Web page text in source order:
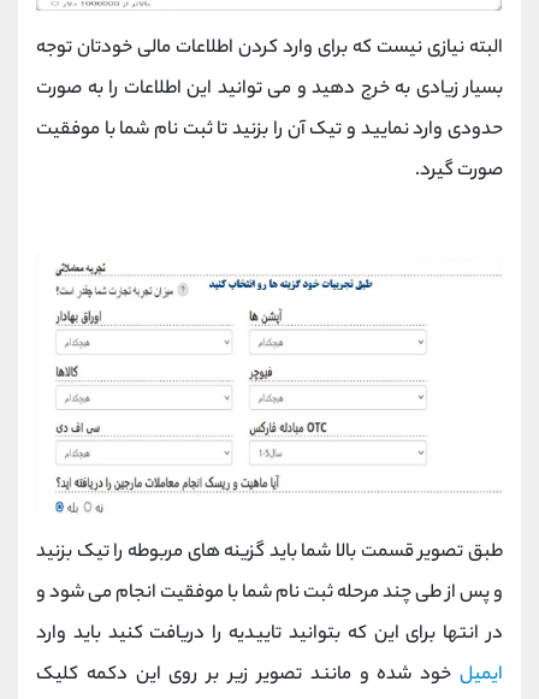
البته نیازی نیست که برای وارد کردن اطلاعات مالی خودتان توجه
بسیار زیادی به خرج دهید و می توانید این اطلاعات را به صورت
حدودی وارد نمایید و تیک آن را بزنید تا ثبت نام شما با موفقیت
صورت گیرد.
طبق تصویر قسمت بالا شما باید گزینه های مربوطه را تیک بزنید
و پس از طی چند مرحله ثبت نام شما با موفقیت انجام می شود و
در انتها برای این که بتوانید تاییدیه را دریافت کنید باید وارد
ایمیل خود شده و مانند تصویر زیر بر روی این دکمه کلیک